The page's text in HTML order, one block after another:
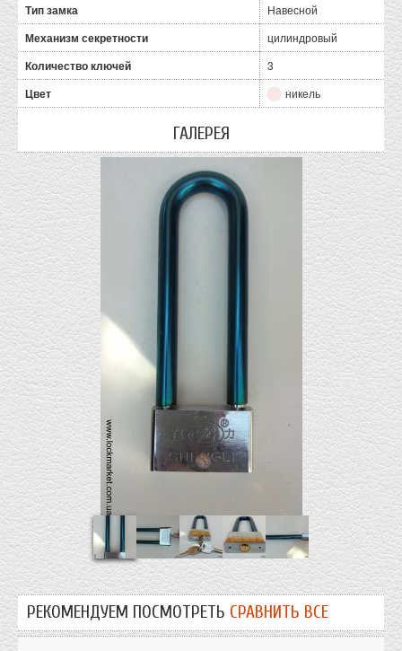
Тип замка Навесной
Механизм секретности цилиндровый
Количество ключей 3
Цвет никель
ГАЛЕРЕЯ
РЕКОМЕНДУЕМ ПОСМОТРЕТЬ СРАВНИТЬ ВСЕ